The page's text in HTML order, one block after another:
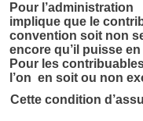
Pour
implique que le
convention soit non
encore qu’il puisse
Pour les
l’on en soit ou non
Cette condition